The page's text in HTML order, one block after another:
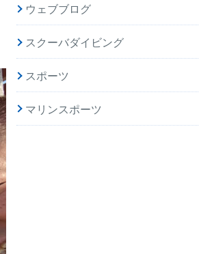
ウェブブログ
スクーバダイビング
スポーツ
マリンスポーツ